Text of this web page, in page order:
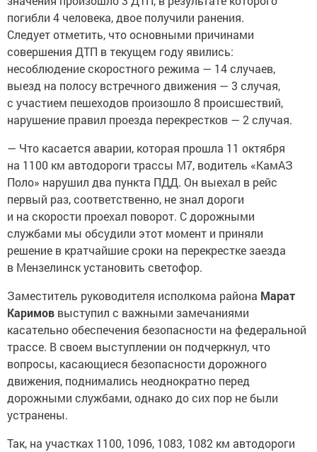
погибли 4 человека, двое получили ранения.
Следует отметить, что основными причинами
совершения ДТП в текущем году явились:
несоблюдение скоростного режима — 14 случаев,
выезд на полосу встречного движения — 3 случая,
с участием пешеходов произошло 8 происшествий,
нарушение правил проезда перекрестков — 2 случая.
— Что касается аварии, которая прошла 11 октября
на 1100 км автодороги трассы М7, водитель «КамАЗ
Поло» нарушил два пункта ПДД. Он выехал в рейс
первый раз, соответственно, не знал дороги
и на скорости проехал поворот. С дорожными
службами мы обсудили этот момент и приняли
решение в кратчайшие сроки на перекрестке заезда
в Мензелинск установить светофор.
Заместитель руководителя исполкома района Марат
Каримов выступил с важными замечаниями
касательно обеспечения безопасности на федеральной
трассе. В своем выступлении он подчеркнул, что
вопросы, касающиеся безопасности дорожного
движения, поднимались неоднократно перед
дорожными службами, однако до сих пор не были
устранены.
Так, на участках 1100, 1096, 1083, 1082 км автодороги